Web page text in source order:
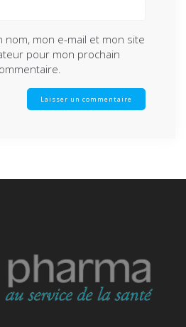
nom, mon e-mail et mon site
pour mon prochain